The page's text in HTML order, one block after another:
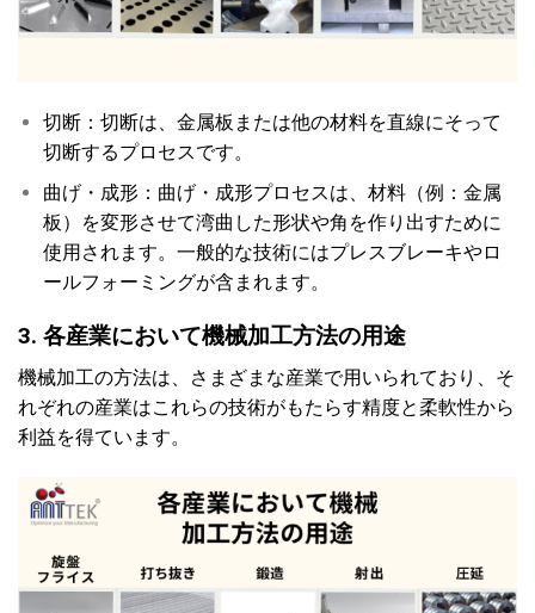
切断：切断は、金属板または他の材料を直線にそって
切断するプロセスです。
曲げ・成形：曲げ・成形プロセスは、材料（例：金属
板）を変形させて湾曲した形状や角を作り出すために
使用されます。一般的な技術にはプレスブレーキやロ
ールフォーミングが含まれます。
3. 各産業において機械加工方法の用途
機械加工の方法は、さまざまな産業で用いられており、そ
れぞれの産業はこれらの技術がもたらす精度と柔軟性から
利益を得ています。